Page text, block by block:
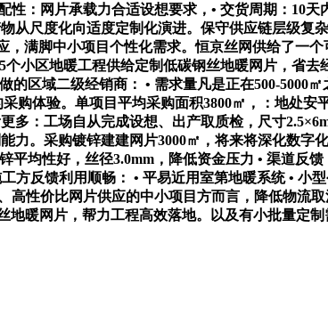
：网片承载力合适设想要求，• 交货周期：10
尺度化向适度定制化演进。保守供应链层级复
满脚中小项目个性化需求。恒京丝网供给了一
小区地暖工程供给定制低碳钢丝地暖网片，省去
区域二级经销商： • 需求量凡是正在500-5000
购体验。单项目平均采购面积3800㎡，：地处安
：工场自从完成设想、出产取质检，尺寸
。采购镀锌建建网片3000㎡，将来将深化数字
均性好，丝径3.0mm，降低资金压力 • 渠道反
反馈利用顺畅： • 平易近用室第地暖系统 • 小
性价比网片供应的中小项目方而言，降低物流
暖网片，帮力工程高效落地。以及有小批量定